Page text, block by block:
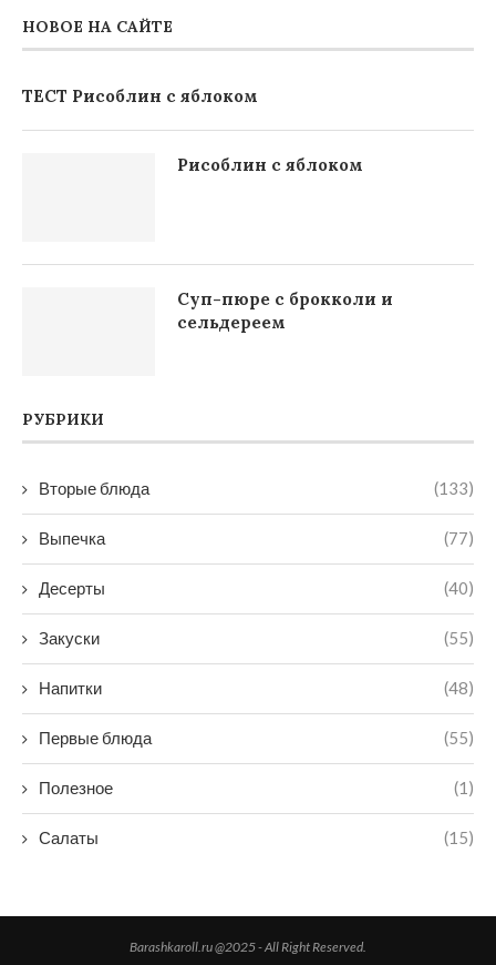
НОВОЕ НА САЙТЕ
ТЕСТ Рисоблин с яблоком
Рисоблин с яблоком
Суп-пюре с брокколи и
сельдереем
РУБРИКИ
Вторые блюда (133)
Выпечка (77)
Десерты (40)
Закуски (55)
Напитки (48)
Первые блюда (55)
Полезное (1)
Салаты (15)
Barashkaroll.ru @2025 - All Right Reserved.